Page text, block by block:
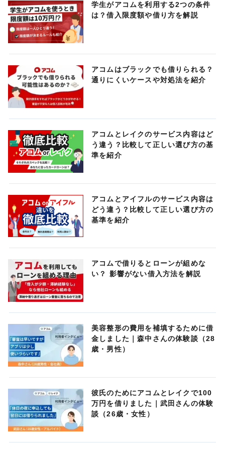
学生がアコムを利用する2つの条件
は？借入限度額や借り方を解説
アコムはブラックでも借りられる？
通りにくいケースや対処法を紹介
アコムとレイクのサービス内容はど
う違う？比較して正しい選び方の基
準を紹介
アコムとアイフルのサービス内容は
どう違う？比較して正しい選び方の
基準を紹介
アコムで借りるとローンが組めな
い？ 影響がない借入方法を解説
美容整形の費用を補填するために借
金しました｜森中さんの体験談（28
歳・男性）
彼氏のためにアコムとレイクで100
万円を借りました｜武田さんの体験
談（26歳・女性）